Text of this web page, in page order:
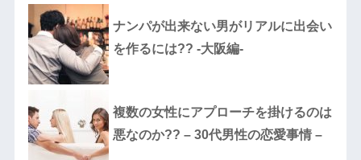
ナンパが出来ない男がリアルに出会い
を作るには?? -大阪編-
複数の女性にアプローチを掛けるのは
悪なのか?? – 30代男性の恋愛事情 –